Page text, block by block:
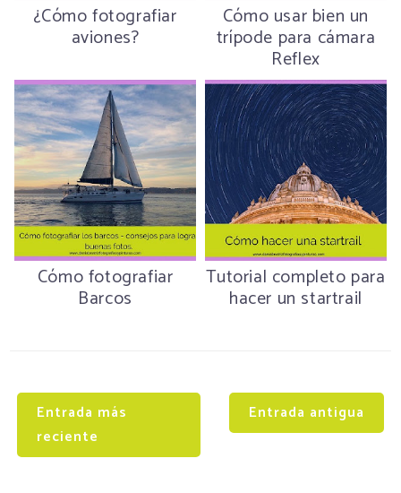
¿Cómo fotografiar
aviones?
Cómo usar bien un
trípode para cámara
Reflex
Cómo fotografiar
Barcos
Tutorial completo para
hacer un startrail
Entrada más
reciente
Entrada antigua